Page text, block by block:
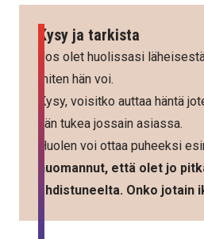
Kysy ja tarkista
Jos olet huolissasi
miten hän voi.
Kysy, voisitko auttaa häntä
hän tukea jossain asiassa.
Huolen voi ottaa puheeksi
huomannut, että olet jo
ahdistuneelta. Onko jotain